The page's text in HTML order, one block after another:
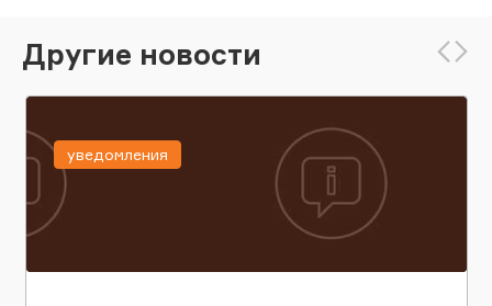
Другие новости
уведомления